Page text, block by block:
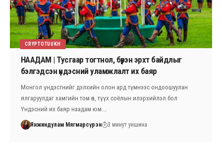
CRYPTOTUUKH
НААДАМ | Тусгаар тогтнол, бүрэн эрхт байдлыг
бэлгэдсэн үндэсний уламжлалт их баяр
Монгол үндэстнийг дэлхийн олон ард түмнээс ондоошуулан
ялгаруулдаг хамгийн том өв, түүх соёлын илэрхийлэл бол
Үндэсний их баяр наадам юм.…
Янжиндулам Мягмарсүрэн 3 минут уншина